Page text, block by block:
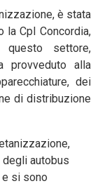
è stata
la Cpl Concordia,
settore,
provveduto alla
dei
di distribuzione
autobus
e si sono